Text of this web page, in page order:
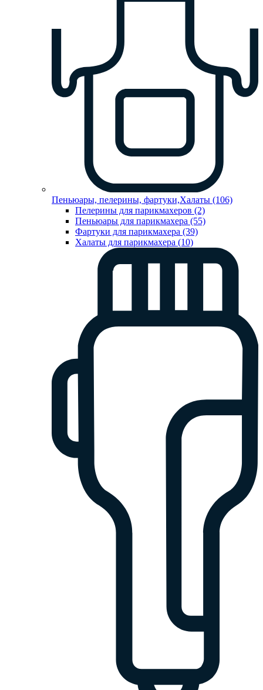
Пеньюары, пелерины, фартуки,Халаты (106)
Пелерины для парикмахеров (2)
Пеньюары для парикмахера (55)
Фартуки для парикмахера (39)
Халаты для парикмахера (10)